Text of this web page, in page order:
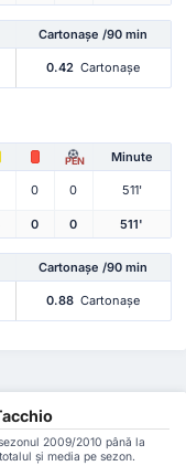
Cartonașe /90 min
0.42 Cartonașe
PEN Minute
0 0 511'
0 0 511'
Cartonașe /90 min
0.88 Cartonașe
2009/2010 până la
și media pe sezon.